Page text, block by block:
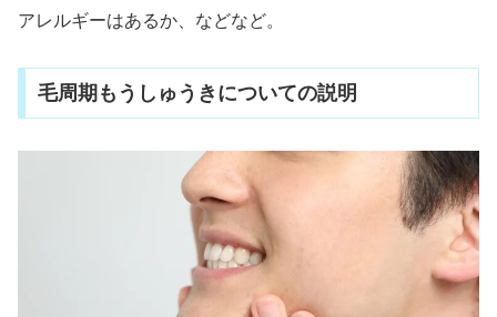
アレルギーはあるか、などなど。
毛周期もうしゅうきについての説明